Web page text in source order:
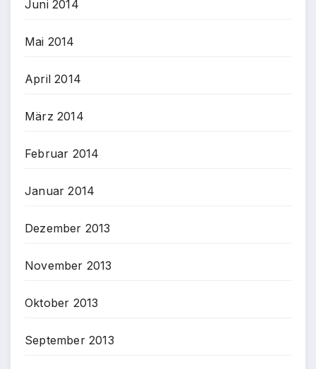
Juni 2014
Mai 2014
April 2014
März 2014
Februar 2014
Januar 2014
Dezember 2013
November 2013
Oktober 2013
September 2013